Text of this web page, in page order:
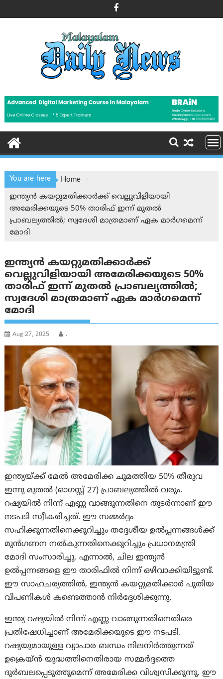
to
You are here
Home
ഇന്ത്യൻ കയറ്റുമതിക്കാർക്ക് വെല്ലുവിളിയായി
അമേരിക്കയുടെ 50% താരിഫ് ഇന്ന് മുതൽ
പ്രാബല്യത്തിൽ; സ്വദേശി മാത്രമാണ് ഏക മാർഗമെന്ന്
മോദി
ഇന്ത്യൻ കയറ്റുമതിക്കാർക്ക്
വെല്ലുവിളിയായി അമേരിക്കയുടെ 50%
താരിഫ് ഇന്ന് മുതൽ പ്രാബല്യത്തിൽ;
സ്വദേശി മാത്രമാണ് ഏക മാർഗമെന്ന്
മോദി
Aug 27, 2025 .
ഇന്ത്യയ്ക്ക് മേൽ അമേരിക്ക ചുമത്തിയ 50% തീരുവ
ഇന്നു മുതല്‍ (ഓഗസ്റ്റ് 27) പ്രാബല്യത്തിൽ വരും.
റഷ്യയിൽ നിന്ന് എണ്ണ വാങ്ങുന്നതിനെ തുടർന്നാണ് ഈ
നടപടി സ്വീകരിച്ചത്. ഈ സമ്മർദ്ദം
സഹിക്കുന്നതിനെക്കുറിച്ചും തദ്ദേശീയ ഉൽപ്പന്നങ്ങൾക്ക്
മുൻഗണന നൽകുന്നതിനെക്കുറിച്ചും പ്രധാനമന്ത്രി
മോദി സംസാരിച്ചു. എന്നാല്‍, ചില ഇന്ത്യൻ
ഉൽപ്പന്നങ്ങളെ ഈ താരിഫിൽ നിന്ന് ഒഴിവാക്കിയിട്ടുണ്ട്.
ഈ സാഹചര്യത്തിൽ, ഇന്ത്യൻ കയറ്റുമതിക്കാർ പുതിയ
വിപണികൾ കണ്ടെത്താൻ നിർദ്ദേശിക്കുന്നു.
ഇന്ത്യ റഷ്യയിൽ നിന്ന് എണ്ണ വാങ്ങുന്നതിനെതിരെ
പ്രതിഷേധിച്ചാണ് അമേരിക്കയുടെ ഈ നടപടി.
റഷ്യയുമായുള്ള വ്യാപാര ബന്ധം നിലനിർത്തുന്നത്
ഉക്രെയ്ൻ യുദ്ധത്തിനെതിരായ സമ്മർദ്ദത്തെ
ദുർബലപ്പെടുത്തുമെന്ന് അമേരിക്ക വിശ്വസിക്കുന്നു. ഈ